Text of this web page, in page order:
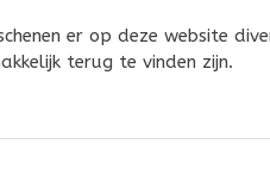
er op deze website
terug te vinden zijn.